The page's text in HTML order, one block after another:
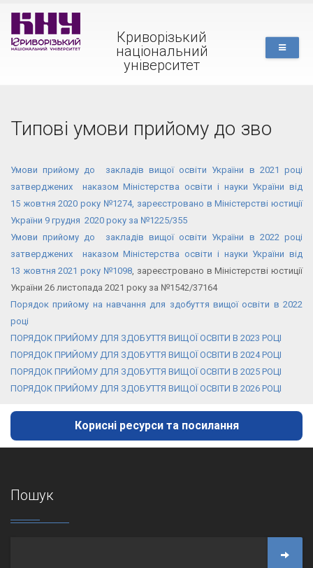
Криворізький
національний
університет
Типові умови прийому до зво
Умови прийому до закладів вищої освіти України в 2021 році
затверджених наказом Міністерства освіти і науки України від
15 жовтня 2020 року №1274, зареєстровано в Міністерстві юстиції
України 9 грудня 2020 року за №1225/355
Умови прийому до закладів вищої освіти України в 2022 році
затверджених наказом Міністерства освіти і науки України від
13 жовтня 2021 року №1098, зареєстровано в Міністерстві юстиції
України 26 листопада 2021 року за №1542/37164
Порядок прийому на навчання для здобуття вищої освіти в 2022
році
ПОРЯДОК ПРИЙОМУ ДЛЯ ЗДОБУТТЯ ВИЩОЇ ОСВІТИ В 2023 РОЦІ
ПОРЯДОК ПРИЙОМУ ДЛЯ ЗДОБУТТЯ ВИЩОЇ ОСВІТИ В 2024 РОЦІ
ПОРЯДОК ПРИЙОМУ ДЛЯ ЗДОБУТТЯ ВИЩОЇ ОСВІТИ В 2025 РОЦІ
ПОРЯДОК ПРИЙОМУ ДЛЯ ЗДОБУТТЯ ВИЩОЇ ОСВІТИ В 2026 РОЦІ
Корисні ресурси та посилання
Пошук